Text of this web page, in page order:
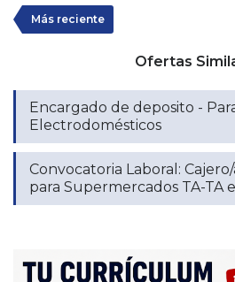
Más reciente
Ofertas
Encargado de deposito -
Electrodomésticos
Convocatoria Laboral:
para Supermercados TA-TA